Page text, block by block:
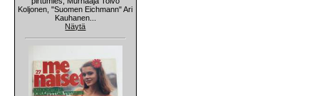
Koljonen, "Suomen Eichmann" Ari
Kauhanen...
Näytä